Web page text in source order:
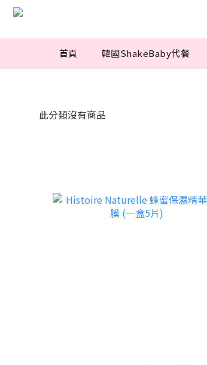
首頁 韓國ShakeBaby代餐
此分類沒有商品